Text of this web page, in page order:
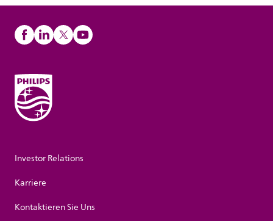
Investor Relations
Karriere
Kontaktieren Sie Uns